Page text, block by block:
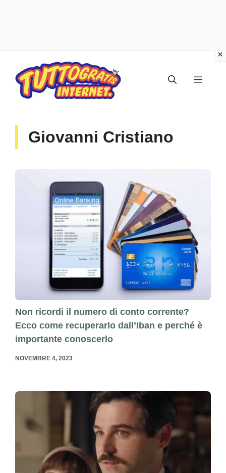
contenuto
Menu
Giovanni Cristiano
Non ricordi il numero di conto corrente?
Ecco come recuperarlo dall’Iban e perché è
importante conoscerlo
NOVEMBRE 4, 2023